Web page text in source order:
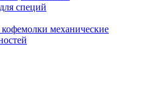
специй
механические